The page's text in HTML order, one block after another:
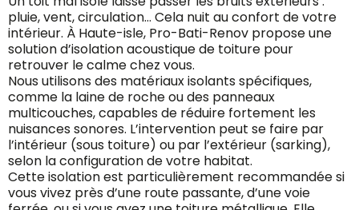
pluie, vent, circulation… Cela nuit au confort de votre
intérieur. À Haute-isle, Pro-Bati-Renov propose une
solution d’isolation acoustique de toiture pour
retrouver le calme chez vous.
Nous utilisons des matériaux isolants spécifiques,
comme la laine de roche ou des panneaux
multicouches, capables de réduire fortement les
nuisances sonores. L’intervention peut se faire par
l’intérieur (sous toiture) ou par l’extérieur (sarking),
selon la configuration de votre habitat.
Cette isolation est particulièrement recommandée si
vous vivez près d’une route passante, d’une voie